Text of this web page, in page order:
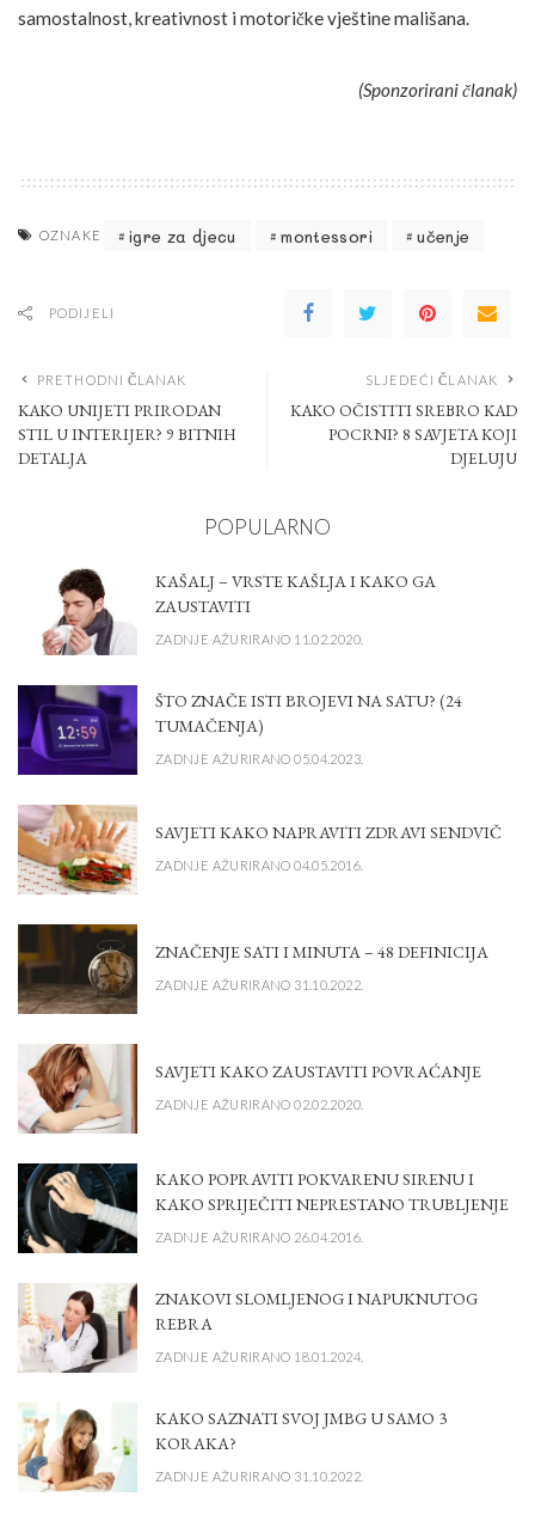
samostalnost, kreativnost i motoričke vještine mališana.
(Sponzorirani članak)
OZNAKE igre za djecu montessori učenje
PODIJELI
PRETHODNI ČLANAK
KAKO UNIJETI PRIRODAN
STIL U INTERIJER? 9 BITNIH
DETALJA
SLJEDEĆI ČLANAK
KAKO OČISTITI SREBRO KAD
POCRNI? 8 SAVJETA KOJI
DJELUJU
POPULARNO
KAŠALJ – VRSTE KAŠLJA I KAKO GA
ZAUSTAVITI
ZADNJE AŽURIRANO 11.02.2020.
ŠTO ZNAČE ISTI BROJEVI NA SATU? (24
TUMAČENJA)
ZADNJE AŽURIRANO 05.04.2023.
SAVJETI KAKO NAPRAVITI ZDRAVI SENDVIČ
ZADNJE AŽURIRANO 04.05.2016.
ZNAČENJE SATI I MINUTA – 48 DEFINICIJA
ZADNJE AŽURIRANO 31.10.2022.
SAVJETI KAKO ZAUSTAVITI POVRAĆANJE
ZADNJE AŽURIRANO 02.02.2020.
KAKO POPRAVITI POKVARENU SIRENU I
KAKO SPRIJEČITI NEPRESTANO TRUBLJENJE
ZADNJE AŽURIRANO 26.04.2016.
ZNAKOVI SLOMLJENOG I NAPUKNUTOG
REBRA
ZADNJE AŽURIRANO 18.01.2024.
KAKO SAZNATI SVOJ JMBG U SAMO 3
KORAKA?
ZADNJE AŽURIRANO 31.10.2022.